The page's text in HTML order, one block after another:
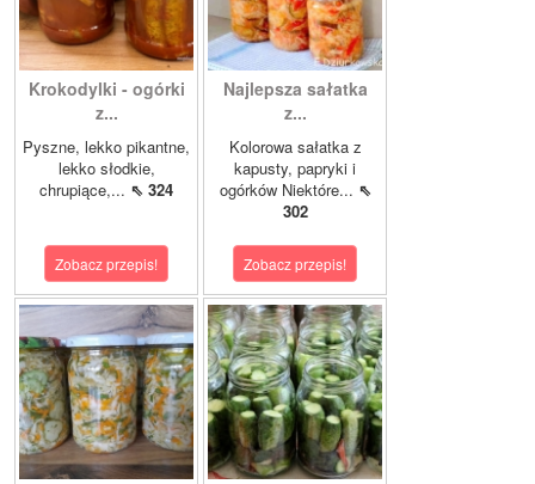
Krokodylki - ogórki
z...
Pyszne, lekko pikantne,
lekko słodkie,
chrupiące,... ⇖ 324
Zobacz przepis!
Najlepsza sałatka
z...
Kolorowa sałatka z
kapusty, papryki i
ogórków Niektóre... ⇖
302
Zobacz przepis!